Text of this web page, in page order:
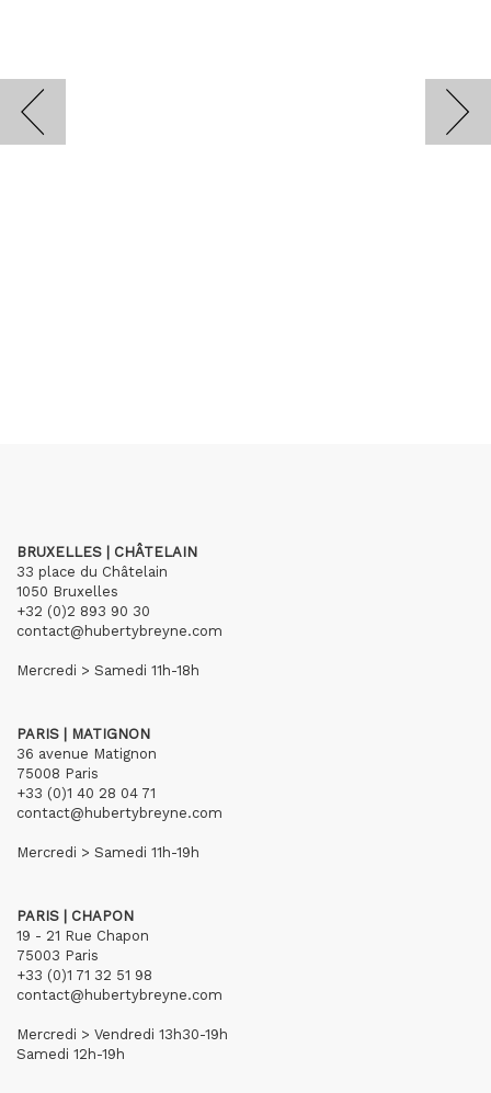
BRUXELLES | CHÂTELAIN
33 place du Châtelain
1050 Bruxelles
+32 (0)2 893 90 30
contact@hubertybreyne.com
Mercredi > Samedi 11h-18h
PARIS | MATIGNON
36 avenue Matignon
75008 Paris
+33 (0)1 40 28 04 71
contact@hubertybreyne.com
Mercredi > Samedi 11h-19h
PARIS | CHAPON
19 - 21 Rue Chapon
75003 Paris
+33 (0)1 71 32 51 98
contact@hubertybreyne.com
Mercredi > Vendredi 13h30-19h
Samedi 12h-19h